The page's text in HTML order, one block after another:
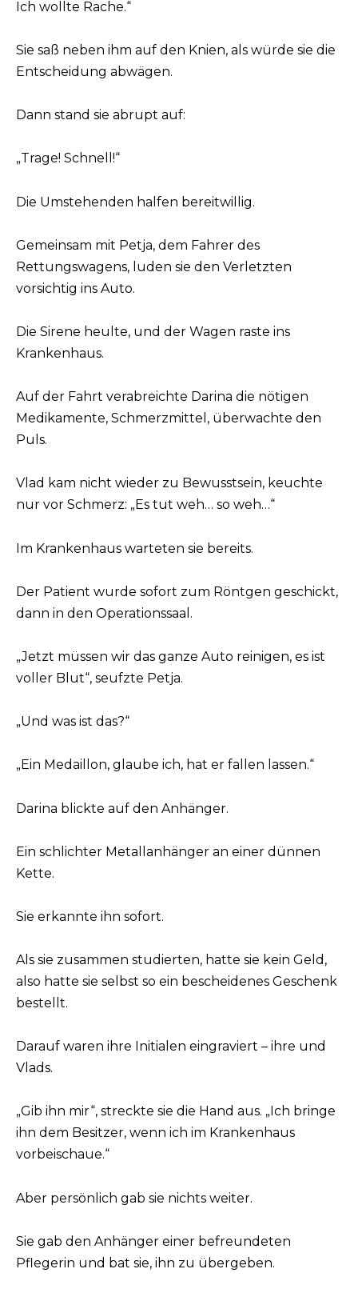
Ich wollte Rache.“
Sie saß neben ihm auf den Knien, als würde sie die
Entscheidung abwägen.
Dann stand sie abrupt auf:
„Trage! Schnell!“
Die Umstehenden halfen bereitwillig.
Gemeinsam mit Petja, dem Fahrer des
Rettungswagens, luden sie den Verletzten
vorsichtig ins Auto.
Die Sirene heulte, und der Wagen raste ins
Krankenhaus.
Auf der Fahrt verabreichte Darina die nötigen
Medikamente, Schmerzmittel, überwachte den
Puls.
Vlad kam nicht wieder zu Bewusstsein, keuchte
nur vor Schmerz: „Es tut weh… so weh…“
Im Krankenhaus warteten sie bereits.
Der Patient wurde sofort zum Röntgen geschickt,
dann in den Operationssaal.
„Jetzt müssen wir das ganze Auto reinigen, es ist
voller Blut“, seufzte Petja.
„Und was ist das?“
„Ein Medaillon, glaube ich, hat er fallen lassen.“
Darina blickte auf den Anhänger.
Ein schlichter Metallanhänger an einer dünnen
Kette.
Sie erkannte ihn sofort.
Als sie zusammen studierten, hatte sie kein Geld,
also hatte sie selbst so ein bescheidenes Geschenk
bestellt.
Darauf waren ihre Initialen eingraviert – ihre und
Vlads.
„Gib ihn mir“, streckte sie die Hand aus. „Ich bringe
ihn dem Besitzer, wenn ich im Krankenhaus
vorbeischaue.“
Aber persönlich gab sie nichts weiter.
Sie gab den Anhänger einer befreundeten
Pflegerin und bat sie, ihn zu übergeben.